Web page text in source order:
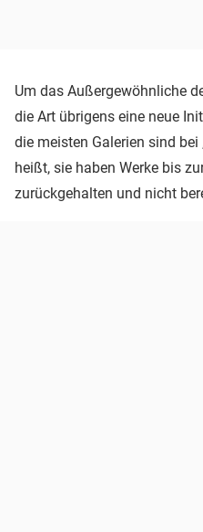
Um das Außergewöhnliche
die Art übrigens eine neue
die meisten Galerien sind bei
heißt, sie haben Werke bis
zurückgehalten und nicht